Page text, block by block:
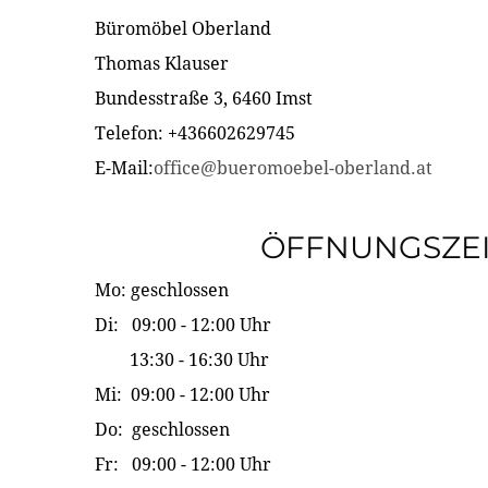
Büromöbel Oberland
Thomas Klauser
Bundesstraße 3, 6460 Imst
Telefon: +436602629745
E-Mail:office@bueromoebel-oberland.at
Mo: geschlossen
Di: 09:00 - 12:00 Uhr
13:30 - 16:30 Uhr
Mi: 09:00 - 12:00 Uhr
Do: geschlossen
Fr: 09:00 - 12:00 Uhr